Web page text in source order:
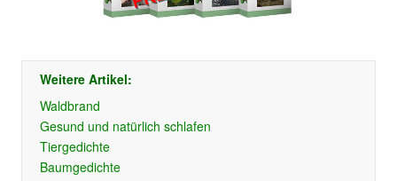
Weitere Artikel:
Waldbrand
Gesund und natürlich schlafen
Tiergedichte
Baumgedichte